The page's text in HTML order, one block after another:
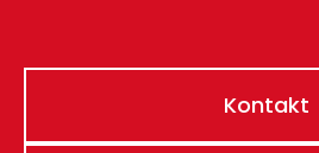
Kontakt